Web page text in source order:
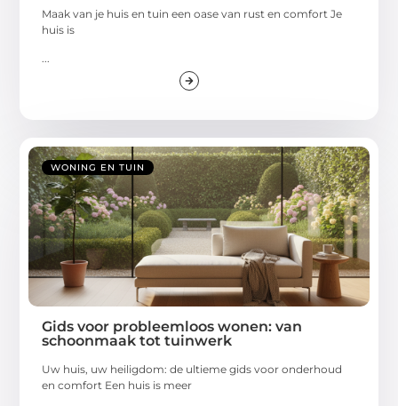
Maak van je huis en tuin een oase van rust en comfort Je
huis is
...
WONING EN TUIN
Gids voor probleemloos wonen: van
schoonmaak tot tuinwerk
Uw huis, uw heiligdom: de ultieme gids voor onderhoud
en comfort Een huis is meer